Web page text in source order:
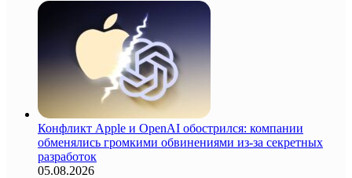
Конфликт Apple и OpenAI обострился: компании
обменялись громкими обвинениями из-за секретных
разработок
05.08.2026